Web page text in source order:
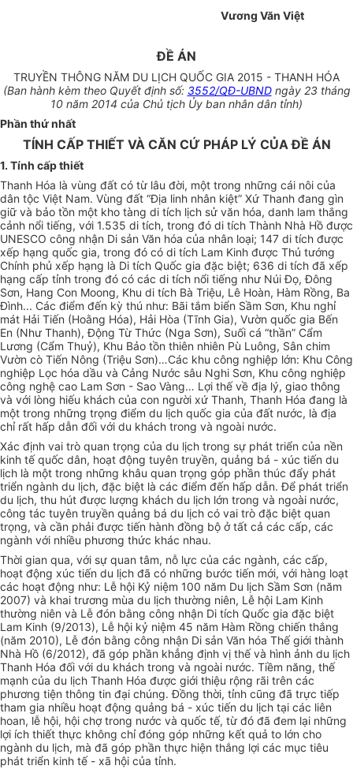
Vương Văn Việt
ĐỀ ÁN
TRUYỀN THÔNG NĂM DU LỊCH QUỐC GIA 2015 - THANH HÓA
(Ban hành kèm theo Quyết định số: 3552/QĐ-UBNDngày 23 tháng
10 năm 2014 của Chủ tịch Ủy ban nhân dân tỉnh)
Phần thứ nhất
TÍNH CẤP THIẾT VÀ CĂN CỨ PHÁP LÝ CỦA ĐỀ ÁN
1. Tính cấp thiết
Thanh Hóa là vùng đất có từ lâu đời, một trong những cái nôi của
dân tộc Việt Nam. Vùng đất “Địa linh nhân kiệt” Xứ Thanh đang gìn
giữ và bảo tồn một kho tàng di tích lịch sử văn hóa, danh lam thắng
cảnh nổi tiếng, với 1.535 di tích, trong đó di tích Thành Nhà Hồ được
UNESCO công nhận Di sản Văn hóa của nhân loại; 147 di tích được
xếp hạng quốc gia, trong đó có di tích Lam Kinh được Thủ tướng
Chính phủ xếp hạng là Di tích Quốc gia đặc biệt; 636 di tích đã xếp
hạng cấp tỉnh trong đó có các di tích nổi tiếng như Núi Đọ, Đông
Sơn, Hang Con Moong, Khu di tích Bà Triệu, Lê Hoàn, Hàm Rồng, Ba
Đình... Các điểm đến kỳ thú như: Bãi tắm biển Sầm Sơn, Khu nghỉ
mát Hải Tiến (Hoằng Hóa), Hải Hòa (Tĩnh Gia), Vườn quốc gia Bến
En (Như Thanh), Động Từ Thức (Nga Sơn), Suối cá “thần” Cẩm
Lương (Cẩm Thuỷ), Khu Bảo tồn thiên nhiên Pù Luông, Sân chim
Vườn cò Tiến Nông (Triệu Sơn)…Các khu công nghiệp lớn: Khu Công
nghiệp Lọc hóa dầu và Cảng Nước sâu Nghi Sơn, Khu công nghiệp
công nghệ cao Lam Sơn - Sao Vàng… Lợi thế về địa lý, giao thông
và với lòng hiếu khách của con người xứ Thanh, Thanh Hóa đang là
một trong những trọng điểm du lịch quốc gia của đất nước, là địa
chỉ rất hấp dẫn đối với du khách trong và ngoài nước.
Xác định vai trò quan trọng của du lịch trong sự phát triển của nền
kinh tế quốc dân, hoạt động tuyên truyền, quảng bá - xúc tiến du
lịch là một trong những khâu quan trọng góp phần thúc đẩy phát
triển ngành du lịch, đặc biệt là các điểm đến hấp dẫn. Để phát triển
du lịch, thu hút được lượng khách du lịch lớn trong và ngoài nước,
công tác tuyên truyền quảng bá du lịch có vai trò đặc biệt quan
trọng, và cần phải được tiến hành đồng bộ ở tất cả các cấp, các
ngành với nhiều phương thức khác nhau.
Thời gian qua, với sự quan tâm, nỗ lực của các ngành, các cấp,
hoạt động xúc tiến du lịch đã có những bước tiến mới, với hàng loạt
các hoạt động như: Lễ hội Kỷ niệm 100 năm Du lịch Sầm Sơn (năm
2007) và khai trương mùa du lịch thường niên, Lễ hội Lam Kinh
thường niên và Lễ đón bằng công nhận Di tích Quốc gia đặc biệt
Lam Kinh (9/2013), Lễ hội kỷ niệm 45 năm Hàm Rồng chiến thắng
(năm 2010), Lễ đón bằng công nhận Di sản Văn hóa Thế giới thành
Nhà Hồ (6/2012), đã góp phần khẳng định vị thế và hình ảnh du lịch
Thanh Hóa đối với du khách trong và ngoài nước. Tiềm năng, thế
mạnh của du lịch Thanh Hóa được giới thiệu rộng rãi trên các
phương tiện thông tin đại chúng. Đồng thời, tỉnh cũng đã trực tiếp
tham gia nhiều hoạt động quảng bá - xúc tiến du lịch tại các liên
hoan, lễ hội, hội chợ trong nước và quốc tế, từ đó đã đem lại những
lợi ích thiết thực không chỉ đóng góp những kết quả to lớn cho
ngành du lịch, mà đã góp phần thực hiện thắng lợi các mục tiêu
phát triển kinh tế - xã hội của tỉnh.